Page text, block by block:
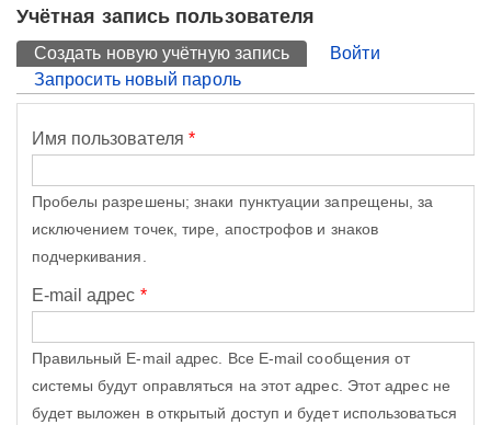
Учётная запись пользователя
Главные вкладки
Создать новую учётную запись (активная вкладка)
Войти
Запросить новый пароль
Имя пользователя *
Пробелы разрешены; знаки пунктуации запрещены, за
исключением точек, тире, апострофов и знаков
подчеркивания.
E-mail адрес *
Правильный E-mail адрес. Все E-mail сообщения от
системы будут оправляться на этот адрес. Этот адрес не
будет выложен в открытый доступ и будет использоваться